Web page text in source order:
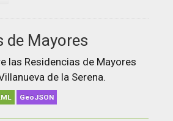
de Mayores
las Residencias de Mayores
de la Serena.
GeoJSON